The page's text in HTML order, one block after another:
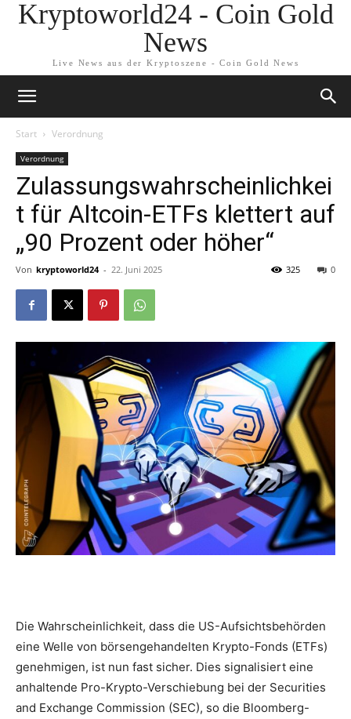
Kryptoworld24 - Coin Gold
News
Live News aus der Kryptoszene - Coin Gold News
Start Verordnung
Verordnung
Zulassungswahrscheinlichkei
t für Altcoin-ETFs klettert auf
„90 Prozent oder höher“
Von kryptoworld24 - 22. Juni 2025 0
325
Die Wahrscheinlichkeit, dass die US-Aufsichtsbehörden
eine Welle von börsengehandelten Krypto-Fonds (ETFs)
genehmigen, ist nun fast sicher. Dies signalisiert eine
anhaltende Pro-Krypto-Verschiebung bei der Securities
and Exchange Commission (SEC), so die Bloomberg-